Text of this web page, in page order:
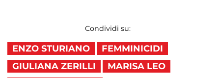
Condividi su:
ENZO STURIANO
FEMMINICIDI
GIULIANA ZERILLI
MARISA LEO